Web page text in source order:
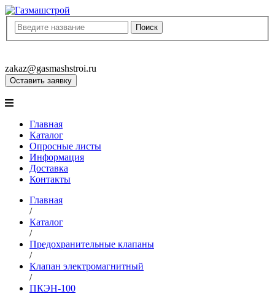
zakaz@gasmashstroi.ru
Оставить заявку
Главная
Каталог
Опросные листы
Информация
Доставка
Контакты
Главная
/
Каталог
/
Предохранительные клапаны
/
Клапан электромагнитный
/
ПКЭН-100